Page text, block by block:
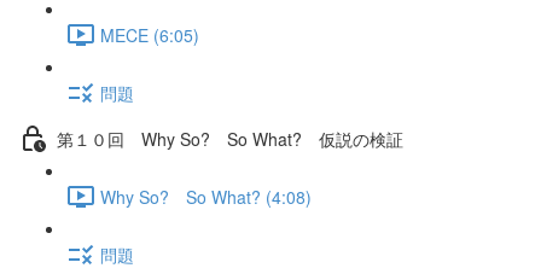
MECE (6:05)
問題
第１０回 Why So? So What? 仮説の検証
Why So? So What? (4:08)
問題